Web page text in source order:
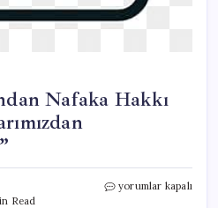
Nafaka Hakkı
Read
İstanbul
yorumlar kapalı